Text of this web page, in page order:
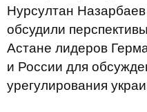
Нурсултан
обсудили
Астане лидеров
и России для
урегулирования